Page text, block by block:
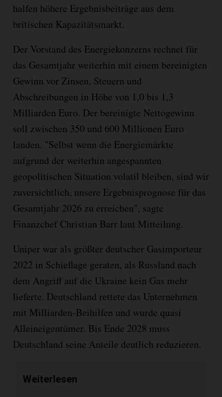
halfen höhere Ergebnisbeiträge aus dem
britischen Kapazitätsmarkt.
Der Vorstand des Energiekonzerns rechnet für
das Gesamtjahr weiterhin mit einem bereinigten
Gewinn vor Zinsen, Steuern und
Abschreibungen in Höhe von 1,0 bis 1,3
Milliarden Euro. Der bereinigte Nettogewinn
soll zwischen 350 und 600 Millionen Euro
landen. "Selbst wenn die Energiemärkte
aufgrund der weiterhin angespannten
geopolitischen Situation volatil bleiben, sind wir
zuversichtlich, unsere Ergebnisprognose für das
Gesamtjahr 2026 zu erreichen", sagte
Finanzchef Christian Barr laut Mitteilung.
Uniper war als größter deutscher Gasimporteur
2022 in Schieflage geraten, als Russland nach
dem Angriff auf die Ukraine kein Gas mehr
lieferte. Deutschland rettete das Unternehmen
mit Milliarden-Beihilfen und wurde quasi
Alleineigentümer. Bis Ende 2028 muss
Deutschland seine Anteile deutlich reduzieren.
Weiterlesen